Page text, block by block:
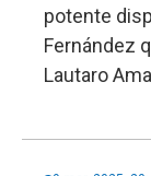
potente
Fernández
Lautaro